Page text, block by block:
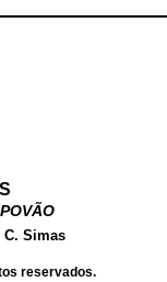
produzidos
adulto. Além
Simas
reservados.